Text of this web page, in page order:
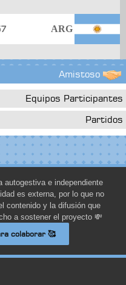
ARG
Amistoso
Equipos Participantes
Partidos
e independiente
es externa, por lo que no
contenido y la difusión que
a sostener el proyecto 💸
colaborar 🥰